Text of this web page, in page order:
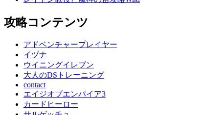
攻略コンテンツ
アドベンチャープレイヤー
イヅナ
ウイニングイレブン
大人のDSトレーニング
contact
エイジオブエンパイア3
カードヒーロー